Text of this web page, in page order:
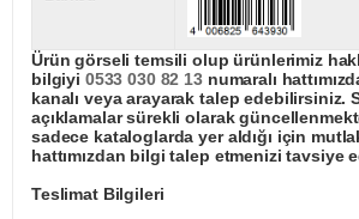
Ürün görseli temsili olup ürünlerimiz
bilgiyi 0533 030 82 13numaralı
kanalı veya arayarak talep edebilirsiniz.
açıklamalar sürekli olarak
sadece kataloglarda yer aldığı için
hattımızdan bilgi talep etmenizi tavsiye
Teslimat Bilgileri